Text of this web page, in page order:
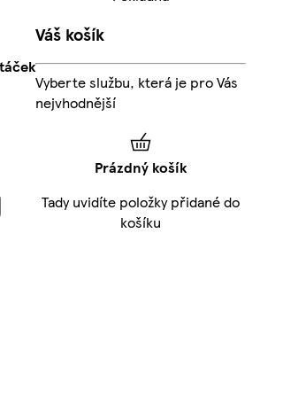
Váš košík
Vyberte službu, která je pro Vás
nejvhodnější
Prázdný košík
Tady uvidíte položky přidané do
košíku